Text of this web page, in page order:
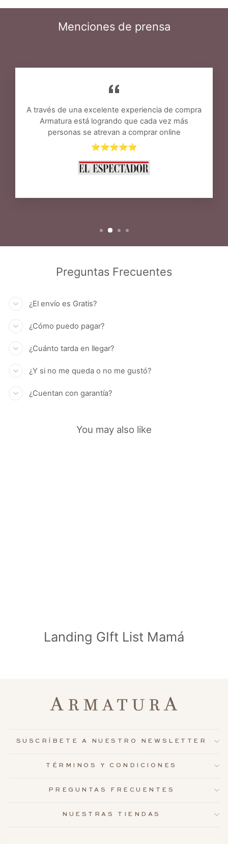
Menciones de prensa
A través de una excelente experiencia de compra
Armatura está logrando que cada vez más
personas se atrevan a comprar online
⭐⭐⭐⭐⭐
Preguntas Frecuentes
¿El envío es Gratis?
¿Cómo puedo pagar?
¿Cuánto tarda en llegar?
¿Y si no me queda o no me gustó?
¿Cuentan con garantía?
You may also like
Landing GIft List Mamá
SUSCRÍBETE A NUESTRO NEWSLETTER
TÉRMINOS Y CONDICIONES
PREGUNTAS FRECUENTES
NUESTRAS TIENDAS